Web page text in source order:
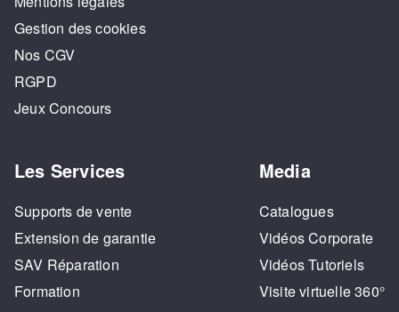
Gestion des cookies
Nos CGV
RGPD
Jeux Concours
Les Services
Supports de vente
Extension de garantie
SAV Réparation
Formation
Media
Catalogues
Vidéos Corporate
Vidéos Tutoriels
Visite virtuelle 360°